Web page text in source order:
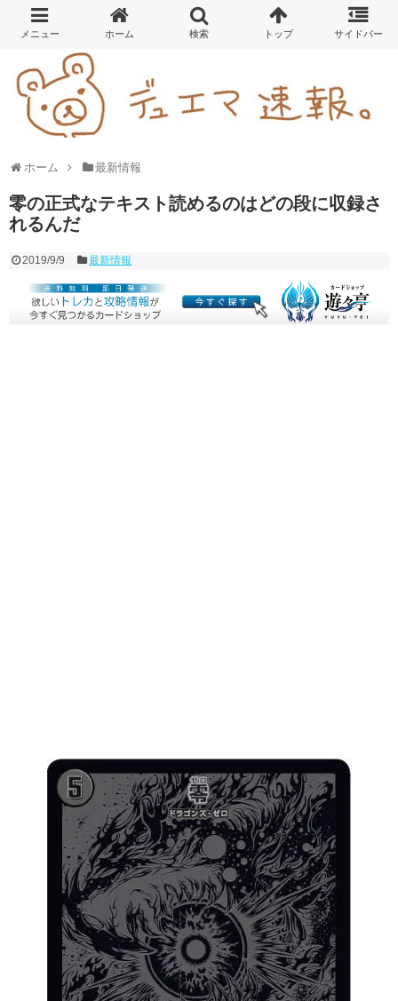
ホーム 最新情報
零の正式なテキスト読めるのはどの段に収録さ
れるんだ
2019/9/9 最新情報